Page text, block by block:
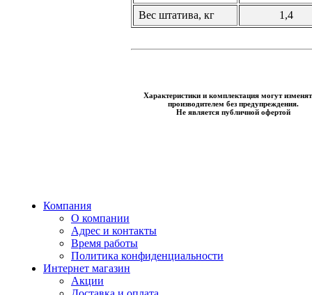
Вес штатива, кг 1,4
Характеристики и комплектация могут
производителем без предупреждения.
Не является публичной офертой
Компания
О компании
Адрес и контакты
Время работы
Политика конфиденциальности
Интернет магазин
Акции